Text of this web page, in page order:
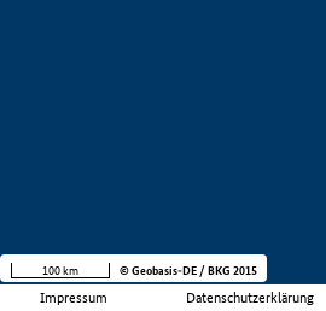
Impressum Datenschutzerklärung
100 km © Geobasis-DE / BKG 2015